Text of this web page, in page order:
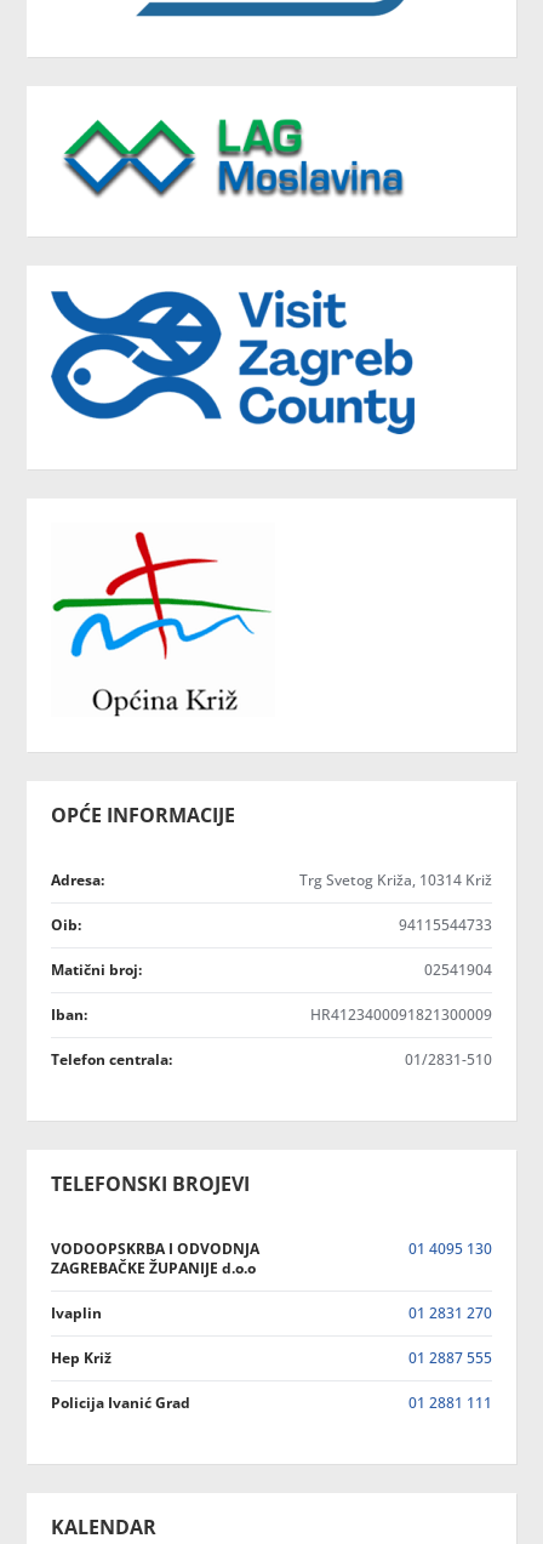
OPĆE INFORMACIJE
Adresa: Trg Svetog Križa, 10314 Križ
Oib: 94115544733
Matični broj: 02541904
Iban: HR4123400091821300009
Telefon centrala: 01/2831-510
TELEFONSKI BROJEVI
VODOOPSKRBA I ODVODNJA
ZAGREBAČKE ŽUPANIJE d.o.o
01 4095 130
Ivaplin 01 2831 270
Hep Križ 01 2887 555
Policija Ivanić Grad 01 2881 111
KALENDAR